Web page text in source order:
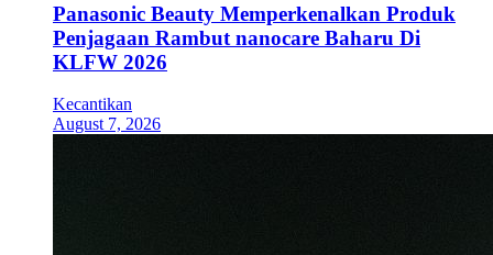
Panasonic Beauty Memperkenalkan Produk
Penjagaan Rambut nanocare Baharu Di
KLFW 2026
Kecantikan
August 7, 2026